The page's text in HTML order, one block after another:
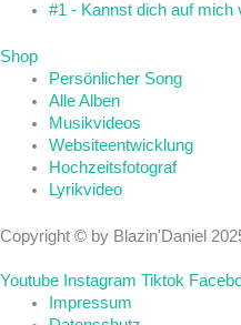
#1 - Kannst dich auf mich
Shop
Persönlicher Song
Alle Alben
Musikvideos
Websiteentwicklung
Hochzeitsfotograf
Lyrikvideo
Copyright © by Blazin'Daniel
Youtube Instagram Tiktok
Impressum